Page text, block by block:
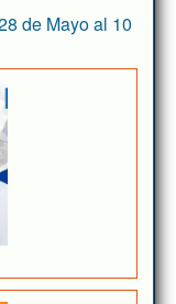
de Mayo al 10